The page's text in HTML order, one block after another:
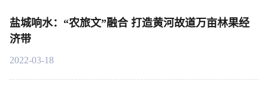
盐城响水：“农旅文”融合 打造黄河故道万亩林果经
济带
2022-03-18